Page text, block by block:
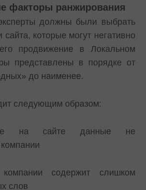
факторы ранжирования
должны были выбрать
сайта, которые могут негативно
продвижение в Локальном
представлены в порядке от
до наименее.
следующим образом:
на сайте данные не
содержит слишком
слов